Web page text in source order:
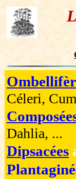
Céleri,
Dahlia, ...
Dipsacées